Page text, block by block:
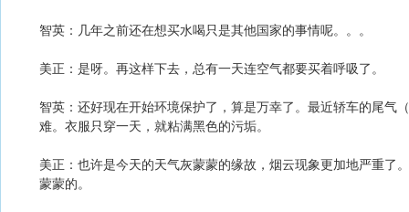
智英：几年之前还在想买水喝只是其他国家的事情呢。。。
美正：是呀。再这样下去，总有一天连空气都要买着呼吸了。
智英：还好现在开始环境保护了，算是万幸了。最近轿车的尾气
难。衣服只穿一天，就粘满黑色的污垢。
美正：也许是今天的天气灰蒙蒙的缘故，烟云现象更加地严重了
蒙蒙的。